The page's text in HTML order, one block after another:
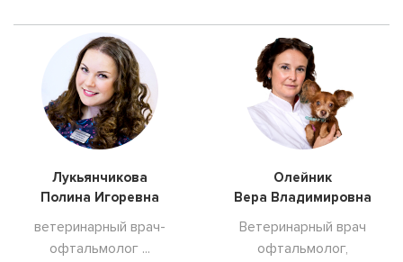
Лукьянчикова
Полина Игоревна
ветеринарный врач-
офтальмолог ...
Олейник
Вера Владимировна
Ветеринарный врач
офтальмолог,